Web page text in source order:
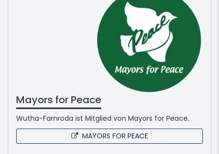
Mayors for Peace
Wutha-Farnroda ist Mitglied von Mayors for Peace.
MAYORS FOR PEACE